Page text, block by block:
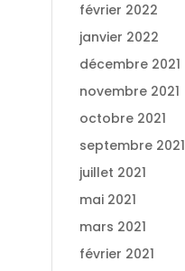
février 2022
janvier 2022
décembre 2021
novembre 2021
octobre 2021
septembre 2021
juillet 2021
mai 2021
mars 2021
février 2021